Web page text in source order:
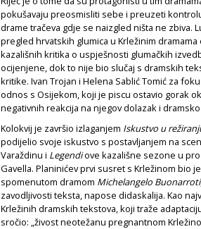
pokušavaju preosmisliti sebe i preuzeti
drame tračeva gdje se naizgled ništa ne zbiva.
pregled hrvatskih glumica u Krležinim
kazališnih kritika o uspješnosti glumačkih
ocijenjene, dok to nije bio slučaj s dramskih
kritike. Ivan Trojan i Helena Sablić Tomić za
odnos s Osijekom, koji je piscu ostavio gorak
negativnih reakcija na njegov dolazak i
Kolokvij je završio izlaganjem Iskustvo u
podijelio svoje iskustvo s postavljanjem na
Varaždinu i Legendiove kazališne sezone u
Gavella. Planinićev prvi susret s Krležinom bio
spomenutom dramom Michelangelo Buonarroti
zavodljivosti teksta, napose didaskalija. Kao
Krležinih dramskih tekstova, koji traže
sročio: „živost neotežanu pregnantnom